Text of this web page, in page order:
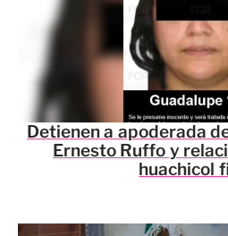
Detienen a apoderada
Ernesto Ruffo y
huachicol